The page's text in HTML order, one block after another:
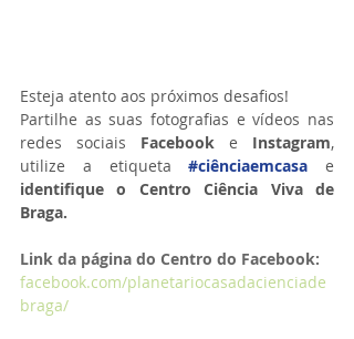
Esteja atento aos próximos desafios!
Partilhe as suas fotografias e vídeos nas
redes sociais Facebook e Instagram,
utilize a etiqueta #ciênciaemcasa
identifique o Centro Ciência Viva de
Braga.
Link da página do Centro do Facebook:
facebook.com/planetariocasadacienciade
braga/